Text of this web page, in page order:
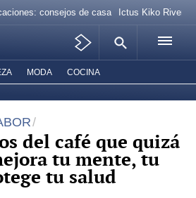
consejos de casa Ictus Kiko Rivera
MODA COCINA
del café que quizá
tu mente, tu
tu salud